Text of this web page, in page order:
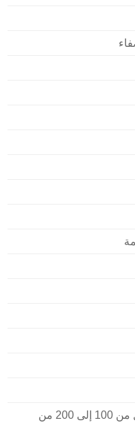
المجموعة قطيع الإبل من 100 إلى 200 من